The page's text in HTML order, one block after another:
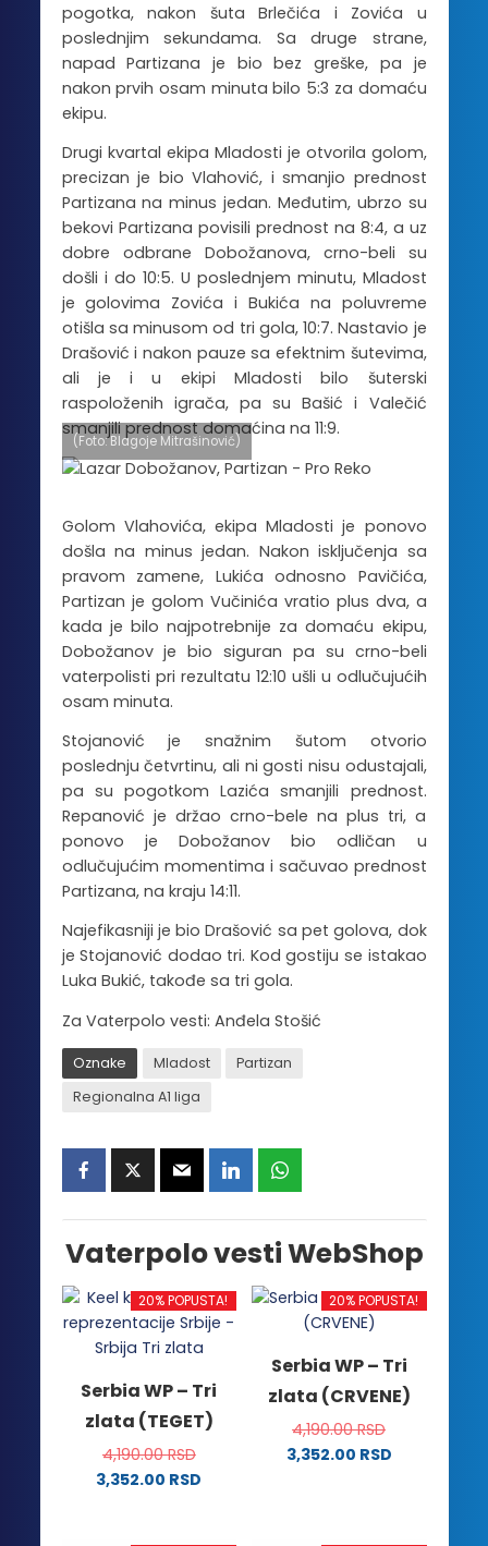
pogotka, nakon šuta Brlečića i Zovića u
poslednjim sekundama. Sa druge strane,
napad Partizana je bio bez greške, pa je
nakon prvih osam minuta bilo 5:3 za domaću
ekipu.
Drugi kvartal ekipa Mladosti je otvorila golom,
precizan je bio Vlahović, i smanjio prednost
Partizana na minus jedan. Međutim, ubrzo su
bekovi Partizana povisili prednost na 8:4, a uz
dobre odbrane Dobožanova, crno-beli su
došli i do 10:5. U poslednjem minutu, Mladost
je golovima Zovića i Bukića na poluvreme
otišla sa minusom od tri gola, 10:7. Nastavio je
Drašović i nakon pauze sa efektnim šutevima,
ali je i u ekipi Mladosti bilo šuterski
raspoloženih igrača, pa su Bašić i Valečić
smanjili prednost domaćina na 11:9.
(Foto: Blagoje Mitrašinović)
Golom Vlahovića, ekipa Mladosti je ponovo
došla na minus jedan. Nakon isključenja sa
pravom zamene, Lukića odnosno Pavičića,
Partizan je golom Vučinića vratio plus dva, a
kada je bilo najpotrebnije za domaću ekipu,
Dobožanov je bio siguran pa su crno-beli
vaterpolisti pri rezultatu 12:10 ušli u odlučujućih
osam minuta.
Stojanović je snažnim šutom otvorio
poslednju četvrtinu, ali ni gosti nisu odustajali,
pa su pogotkom Lazića smanjili prednost.
Repanović je držao crno-bele na plus tri, a
ponovo je Dobožanov bio odličan u
odlučujućim momentima i sačuvao prednost
Partizana, na kraju 14:11.
Najefikasniji je bio Drašović sa pet golova, dok
je Stojanović dodao tri. Kod gostiju se istakao
Luka Bukić, takođe sa tri gola.
Za Vaterpolo vesti: Anđela Stošić
Oznake Mladost
Partizan
Regionalna A1 liga
Vaterpolo vesti WebShop
20% POPUSTA!
Serbia WP – Tri
zlata (TEGET)
4,190.00RSD
3,352.00 RSD
20% POPUSTA!
Serbia WP – Tri
zlata (CRVENE)
4,190.00RSD
3,352.00 RSD